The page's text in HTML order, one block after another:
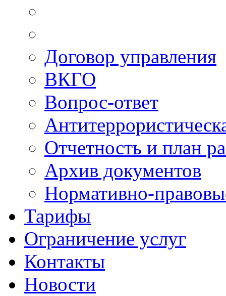
Договор управления
ВКГО
Вопрос-ответ
Отчетность и план
Архив документов
Нормативно-
Тарифы
Ограничение услуг
Контакты
Новости